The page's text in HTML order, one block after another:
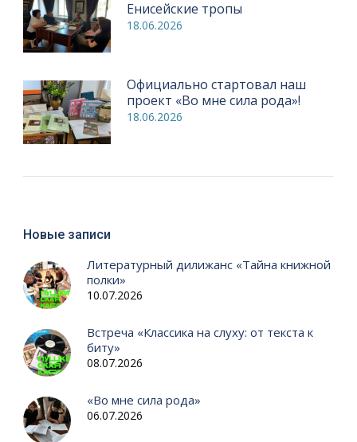
Енисейские тропы
18.06.2026
Официально стартовал наш
проект «Во мне сила рода»!
18.06.2026
Новые записи
Литературный дилижанс «Тайна книжной
полки»
10.07.2026
Встреча «Классика на слуху: от текста к
биту»
08.07.2026
«Во мне сила рода»
06.07.2026